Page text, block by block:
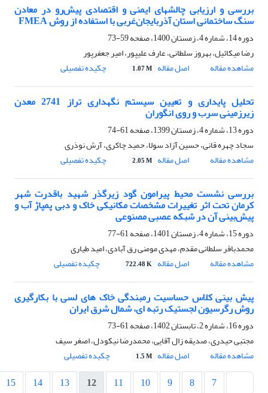
بررسی و ارزیابی چالشهای ایمنی و اقتصادی پیش‌رو در معادن
سنگ ساختمانی استان آذربایجان‌غربی با استفاده از روش FMEA
دوره 14، شماره 4، زمستان 1400، صفحه
59-73
رضا میکائیل، بهروز سلطانی، عارف علیپور، امیر جعفرپور
مشاهده مقاله
اصل مقاله 1.07 M چکیده تفصیلی
تحلیل پایداری و تعیین سیستم نگهداری تراز 2741 معدن
زیرزمینی سرب و روی انگوران
دوره 13، شماره 4، زمستان 1399، صفحه
61-74
سجاد چهره قانی، حسین آزاد سولا، حمید چاکری، آرش نوذری
مشاهده مقاله
اصل مقاله 2.05 M چکیده تفصیلی
بررسی نشست محیط پیرامون گود زیرگذر شهید باقدرت شهر
کرمان تحت اثر تغییرات مشخصات مکانیکی خاک و دبی پمپاژ آب و
پیش‌بینی آن در شبکه عصبی مصنوعی
دوره 15، شماره 4، زمستان 1401، صفحه
61-77
محمدباقر سلطانی مقدم، مهدی مومنی رق آبادی، امید طیاری
مشاهده مقاله
اصل مقاله 722.48 K چکیده تفصیلی
پیش بینی کلاس حساسیت رمبندگی خاک های لسی با بکارگیری
روش رگرسیون لجستیک رتبه ای، شمال شرق ایران
دوره 16، شماره 2، تابستان 1402، صفحه
61-73
مجتبی حیدری، صدیقه زال آقایی، محمدرضا نیکودل، اصغر سیف
مشاهده مقاله
اصل مقاله 1.5 M چکیده تفصیلی
7
8
9
10
11
12
13
14
15